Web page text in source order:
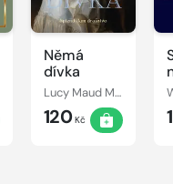
Němá
dívka
Lucy Maud Montgomery
120Kč